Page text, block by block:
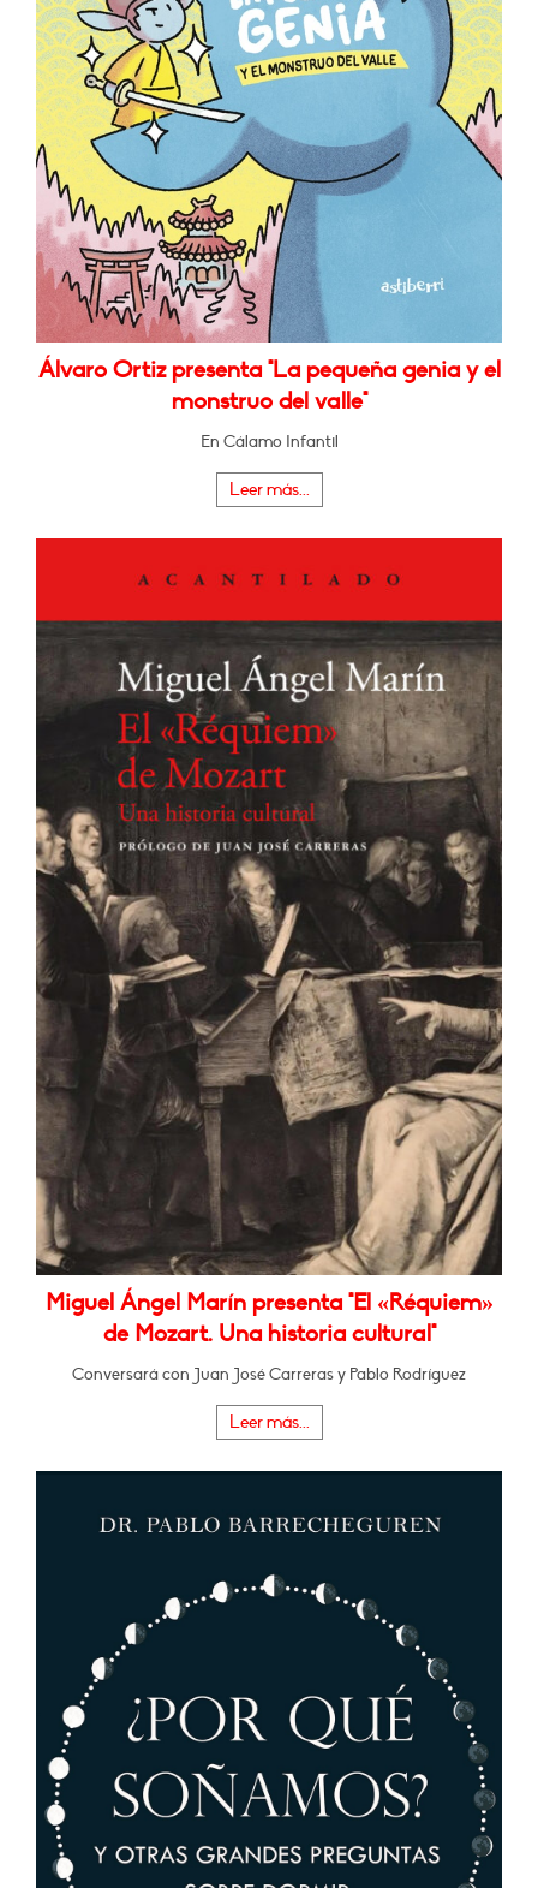
Álvaro Ortiz presenta "La pequeña genia y el
monstruo del valle"
En Cálamo Infantil
Leer más...
Miguel Ángel Marín presenta "El «Réquiem»
de Mozart. Una historia cultural"
Conversará con Juan José Carreras y Pablo Rodríguez
Leer más...